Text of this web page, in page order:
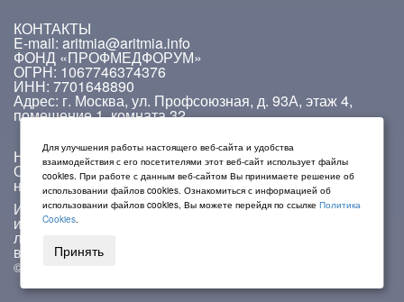
КОНТАКТЫ
E-mail: aritmia@aritmia.info
ФОНД «ПРОФМЕДФОРУМ»
ОГРН: 1067746374376
ИНН: 7701648890
Адрес: г. Москва, ул. Профсоюзная, д. 93А, этаж 4,
помещение 1, комната 32.
На сайте работает система проверки ошибок.
Обнаружив неточность в тексте, выделите ее и
нажмите Ctrl + Enter.
Информация на данном сайте не должна
использоваться для самостоятельной диагностики и
лечения и не может быть заменой очной консультации
врача.
© 2009 — 2026. Aritmia.info
Для улучшения работы настоящего веб-сайта и удобства
взаимодействия с его посетителями этот веб-сайт использует файлы
cookies. При работе с данным веб-сайтом Вы принимаете решение об
использовании файлов cookies. Ознакомиться с информацией об
использовании файлов cookies, Вы можете перейдя по ссылкеПолитика
Cookies.
Принять